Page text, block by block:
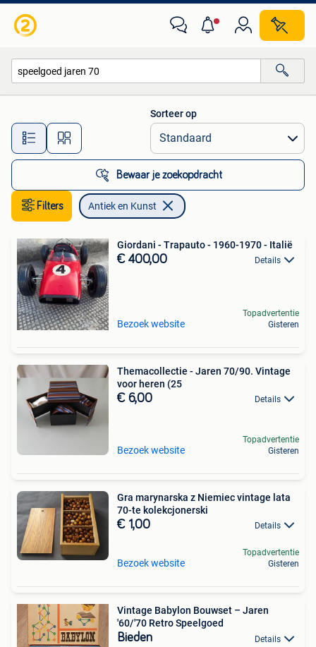
Alle afstanden…
Sorteer op
Bewaar je zoekopdracht
Filters Antiek en Kunst
Giordani - Trapauto - 1960-1970 - Italië
€ 400,00 Details
Bezoek website
Topadvertentie
Gisteren
Themacollectie - Jaren 70/90. Vintage
voor heren (25
€ 6,00 Details
Bezoek website
Topadvertentie
Gisteren
Gra marynarska z Niemiec vintage lata
70-te kolekcjonerski
€ 1,00 Details
Bezoek website
Topadvertentie
Gisteren
Vintage Babylon Bouwset – Jaren
'60/'70 Retro Speelgoed
Bieden Details